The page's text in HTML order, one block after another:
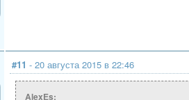
#11 - 20 августа 2015 в 22:46
AlexEs: